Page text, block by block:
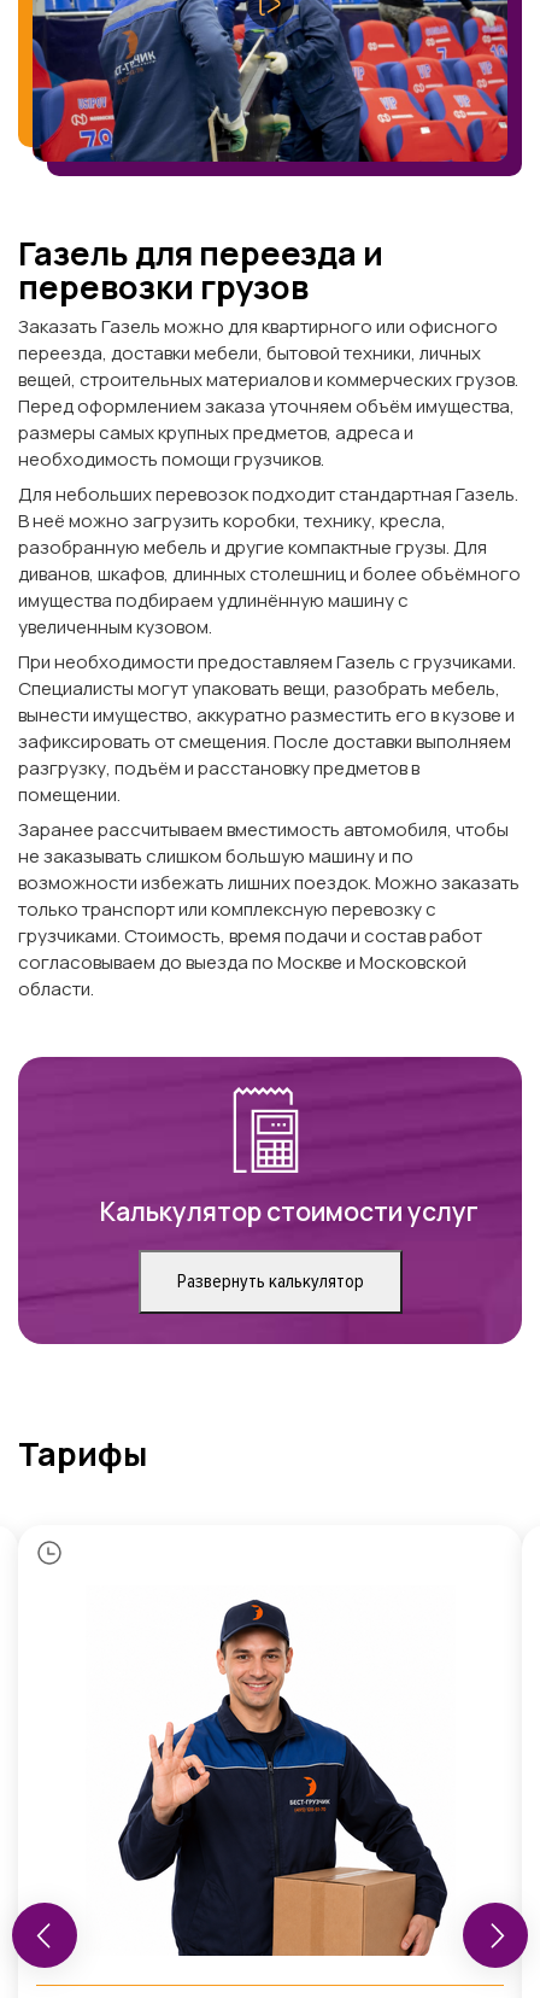
Газель для переезда и
перевозки грузов
Заказать Газель можно для квартирного или офисного
переезда, доставки мебели, бытовой техники, личных
вещей, строительных материалов и коммерческих грузов.
Перед оформлением заказа уточняем объём имущества,
размеры самых крупных предметов, адреса и
необходимость помощи грузчиков.
Для небольших перевозок подходит стандартная Газель.
В неё можно загрузить коробки, технику, кресла,
разобранную мебель и другие компактные грузы. Для
диванов, шкафов, длинных столешниц и более объёмного
имущества подбираем удлинённую машину с
увеличенным кузовом.
При необходимости предоставляем Газель с грузчиками.
Специалисты могут упаковать вещи, разобрать мебель,
вынести имущество, аккуратно разместить его в кузове и
зафиксировать от смещения. После доставки выполняем
разгрузку, подъём и расстановку предметов в
помещении.
Заранее рассчитываем вместимость автомобиля, чтобы
не заказывать слишком большую машину и по
возможности избежать лишних поездок. Можно заказать
только транспорт или комплексную перевозку с
грузчиками. Стоимость, время подачи и состав работ
согласовываем до выезда по Москве и Московской
области.
Калькулятор стоимости услуг
Развернуть калькулятор
Тарифы